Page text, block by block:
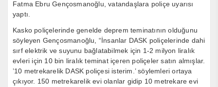
Fatma Ebru Gençosmanoğlu, vatandaşlara poliçe uyarısı
yaptı.
Kasko poliçelerinde genelde deprem teminatının olduğunu
söyleyen Gençosmanoğlu, “İnsanlar DASK poliçelerinde dahi
sırf elektrik ve suyunu bağlatabilmek için 1-2 milyon liralık
evleri için 10 bin liralık teminat içeren poliçeler satın almışlar.
’10 metrekarelik DASK poliçesi isterim.’ söylemleri ortaya
çıkıyor. 150 metrekarelik evi olanlar gidip 10 metrekare evi